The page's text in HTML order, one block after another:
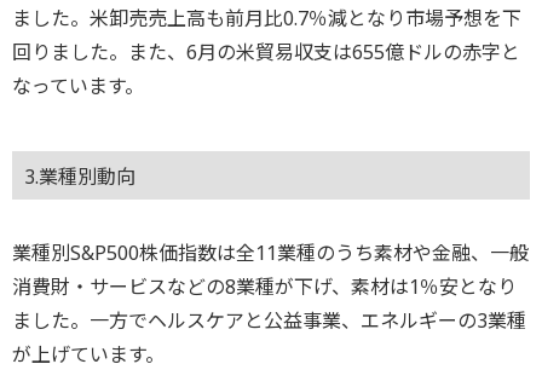
ました。米卸売売上高も前月比0.7％減となり市場予想を下
回りました。また、6月の米貿易収支は655億ドルの赤字と
なっています。
3.業種別動向
業種別S&P500株価指数は全11業種のうち素材や金融、一般
消費財・サービスなどの8業種が下げ、素材は1％安となり
ました。一方でヘルスケアと公益事業、エネルギーの3業種
が上げています。